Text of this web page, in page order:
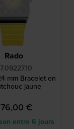
Rado
mm Bracelet en
jaune
€
entre 6 jours